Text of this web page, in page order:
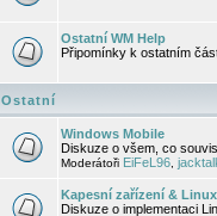
Ostatní WM Help
Připomínky k ostatním
Ostatní
Windows Mobile
Diskuze o všem, co
Moderátoři EiFeL96
Kapesní zařízení & Linux
Diskuze o implementaci